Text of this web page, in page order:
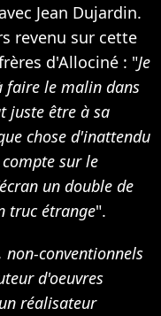
Jean Dujardin.
revenu sur cette
d'Allociné : "Je
faire le malin dans
juste être à sa
chose d'inattendu
sur le
un double de
truc étrange".
conventionnels
d'oeuvres
réalisateur